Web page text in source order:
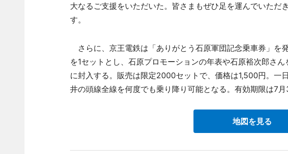
大なるご支援をいただいた。皆さまもぜひ足を運んでいただ
す。
さらに、京王電鉄は「ありがとう石原軍団記念乗車券」を
を1セットとし、石原プロモーションの年表や石原裕次郎さ
に封入する。販売は限定2000セットで、価格は1,500円。一
井の頭線全線を何度でも乗り降り可能となる。有効期限は7月
地図を見る